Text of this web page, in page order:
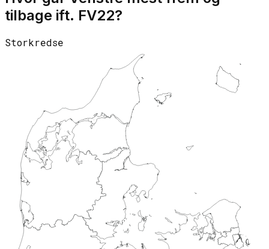
tilbage ift. FV22?
Storkredse